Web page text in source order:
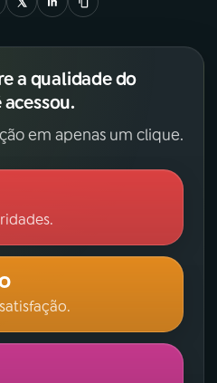
a qualidade do
em apenas um clique.